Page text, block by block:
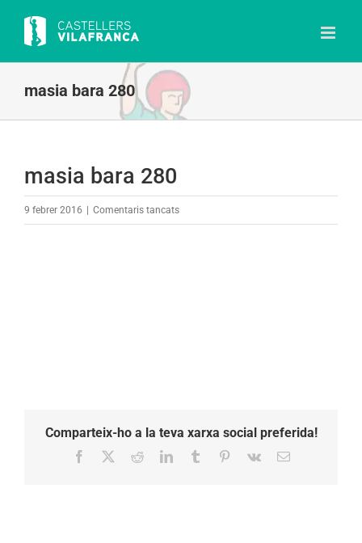
content
masia bara 280
masia bara 280
9 febrer 2016 Comentaris tancatsa
Comparteix-ho a la teva xarxa social preferida!
Facebook RedditLinkedInTumblr Pinterest
Vk Email: